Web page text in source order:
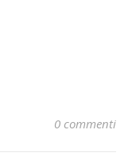
0 commenti